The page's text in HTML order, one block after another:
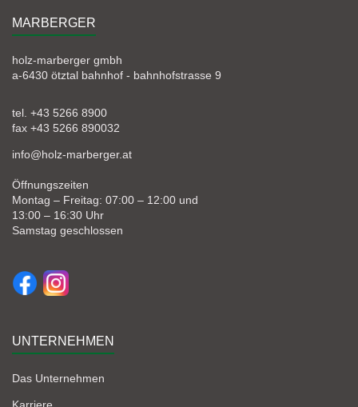
MARBERGER
holz-marberger gmbh
a-6430 ötztal bahnhof - bahnhofstrasse 9
tel. +43 5266 8900
fax +43 5266 890032
info@holz-marberger.at
Öffnungszeiten
Montag – Freitag: 07:00 – 12:00 und
13:00 – 16:30 Uhr
Samstag geschlossen
UNTERNEHMEN
Das Unternehmen